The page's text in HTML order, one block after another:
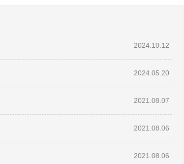
2024.10.12
2024.05.20
2021.08.07
2021.08.06
2021.08.06